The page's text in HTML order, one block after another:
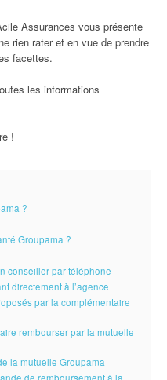
Assurances vous présente
rien rater et en vue de prendre
facettes.
les informations
!
?
Groupama ?
conseiller par téléphone
directement à l’agence
par la complémentaire
rembourser par la mutuelle
la mutuelle Groupama